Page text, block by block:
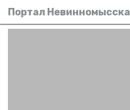
Портал Невинномысска